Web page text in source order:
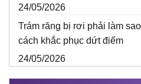
24/05/2026
Trám răng bị rơi phải làm
cách khắc phục dứt điểm
24/05/2026